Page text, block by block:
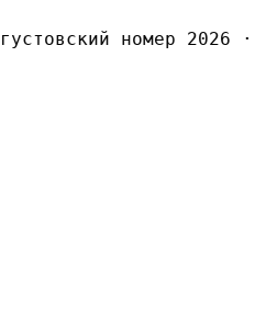
номер 2026·